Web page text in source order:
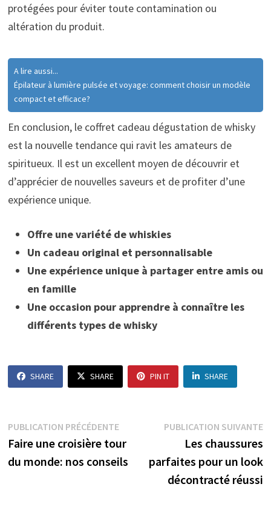
protégées pour éviter toute contamination ou
altération du produit.
A lire aussi...
Épilateur à lumière pulsée et voyage: comment choisir un modèle
compact et efficace?
En conclusion, le coffret cadeau dégustation de whisky
est la nouvelle tendance qui ravit les amateurs de
spiritueux. Il est un excellent moyen de découvrir et
d’apprécier de nouvelles saveurs et de profiter d’une
expérience unique.
Offre une variété de whiskies
Un cadeau original et personnalisable
Une expérience unique à partager entre amis ou
en famille
Une occasion pour apprendre à connaître les
différents types de whisky
SHARE SHARE PIN IT SHARE
Navigation
de
PUBLICATION PRÉCÉDENTEPublication
précédente :
Faire une croisière tour
du monde: nos conseils
PUBLICATION SUIVANTE
Les chaussures
parfaites pour un look
décontracté réussi